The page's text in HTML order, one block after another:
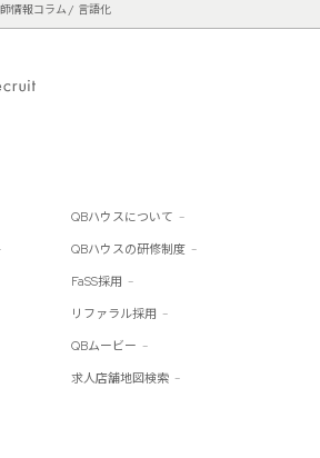
情報コラム 言語化
QBハウスについて
QBハウスの研修制度
FaSS採用
リファラル採用
QBムービー
求人店舗地図検索